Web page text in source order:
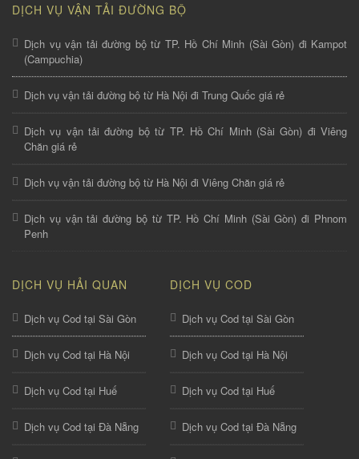
DỊCH VỤ VẬN TẢI ĐƯỜNG BỘ
Dịch vụ vận tải đường bộ từ TP. Hồ Chí Minh (Sài Gòn) đi Kampot
(Campuchia)
Dịch vụ vận tải đường bộ từ Hà Nội đi Trung Quốc giá rẻ
Dịch vụ vận tải đường bộ từ TP. Hồ Chí Minh (Sài Gòn) đi Viêng
Chăn giá rẻ
Dịch vụ vận tải đường bộ từ Hà Nội đi Viêng Chăn giá rẻ
Dịch vụ vận tải đường bộ từ TP. Hồ Chí Minh (Sài Gòn) đi Phnom
Penh
DỊCH VỤ HẢI QUAN
Dịch vụ Cod tại Sài Gòn
Dịch vụ Cod tại Hà Nội
Dịch vụ Cod tại Huế
Dịch vụ Cod tại Đà Nẵng
DỊCH VỤ COD
Dịch vụ Cod tại Sài Gòn
Dịch vụ Cod tại Hà Nội
Dịch vụ Cod tại Huế
Dịch vụ Cod tại Đà Nẵng